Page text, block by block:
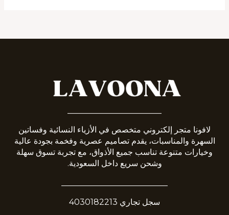
لافونا متجر إلكتروني متخصص في الأزياء النسائية وفساتين
السهرة والمناسبات، يقدم تصاميم عصرية وفخمة بجودة عالية
وخيارات متنوعة تناسب جميع الأذواق، مع تجربة تسوق سهلة
وشحن سريع داخل السعودية.
سجل تجاري 4030182213